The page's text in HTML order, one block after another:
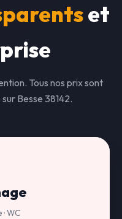
et
Tous nos prix sont
Besse 38142.
WC